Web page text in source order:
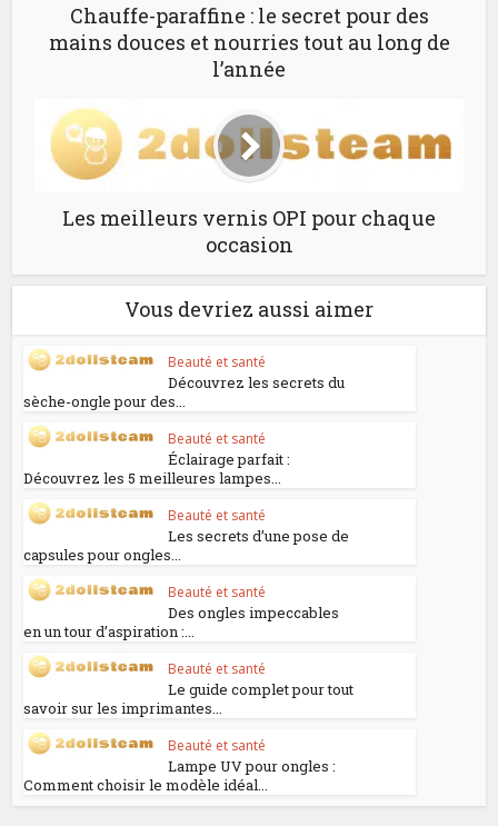
Chauffe-paraffine : le secret pour des
mains douces et nourries tout au long de
l’année
Les meilleurs vernis OPI pour chaque
occasion
Vous devriez aussi aimer
Beauté et santé
Découvrez les secrets du
sèche-ongle pour des...
Beauté et santé
Éclairage parfait :
Découvrez les 5 meilleures lampes...
Beauté et santé
Les secrets d’une pose de
capsules pour ongles...
Beauté et santé
Des ongles impeccables
en un tour d’aspiration :...
Beauté et santé
Le guide complet pour tout
savoir sur les imprimantes...
Beauté et santé
Lampe UV pour ongles :
Comment choisir le modèle idéal...